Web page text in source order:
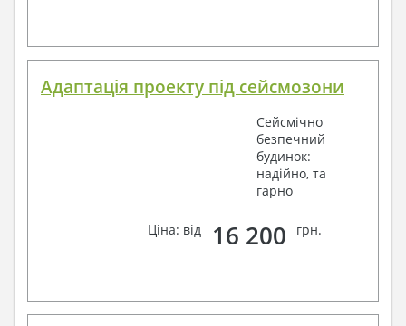
Адаптація проекту під сейсмозони
Сейсмічно
безпечний
будинок:
надійно, та
гарно
Ціна: від 16 200 грн.